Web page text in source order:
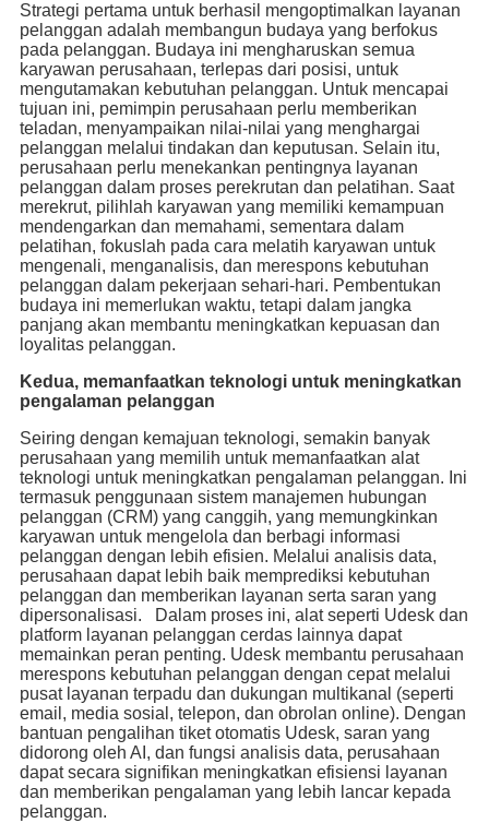
Strategi pertama untuk berhasil mengoptimalkan layanan
pelanggan adalah membangun budaya yang berfokus
pada pelanggan. Budaya ini mengharuskan semua
karyawan perusahaan, terlepas dari posisi, untuk
mengutamakan kebutuhan pelanggan. Untuk mencapai
tujuan ini, pemimpin perusahaan perlu memberikan
teladan, menyampaikan nilai-nilai yang menghargai
pelanggan melalui tindakan dan keputusan. Selain itu,
perusahaan perlu menekankan pentingnya layanan
pelanggan dalam proses perekrutan dan pelatihan. Saat
merekrut, pilihlah karyawan yang memiliki kemampuan
mendengarkan dan memahami, sementara dalam
pelatihan, fokuslah pada cara melatih karyawan untuk
mengenali, menganalisis, dan merespons kebutuhan
pelanggan dalam pekerjaan sehari-hari. Pembentukan
budaya ini memerlukan waktu, tetapi dalam jangka
panjang akan membantu meningkatkan kepuasan dan
loyalitas pelanggan.
Kedua, memanfaatkan teknologi untuk meningkatkan
pengalaman pelanggan
Seiring dengan kemajuan teknologi, semakin banyak
perusahaan yang memilih untuk memanfaatkan alat
teknologi untuk meningkatkan pengalaman pelanggan. Ini
termasuk penggunaan sistem manajemen hubungan
pelanggan (CRM) yang canggih, yang memungkinkan
karyawan untuk mengelola dan berbagi informasi
pelanggan dengan lebih efisien. Melalui analisis data,
perusahaan dapat lebih baik memprediksi kebutuhan
pelanggan dan memberikan layanan serta saran yang
dipersonalisasi. Dalam proses ini, alat seperti Udesk dan
platform layanan pelanggan cerdas lainnya dapat
memainkan peran penting. Udesk membantu perusahaan
merespons kebutuhan pelanggan dengan cepat melalui
pusat layanan terpadu dan dukungan multikanal (seperti
email, media sosial, telepon, dan obrolan online). Dengan
bantuan pengalihan tiket otomatis Udesk, saran yang
didorong oleh AI, dan fungsi analisis data, perusahaan
dapat secara signifikan meningkatkan efisiensi layanan
dan memberikan pengalaman yang lebih lancar kepada
pelanggan.